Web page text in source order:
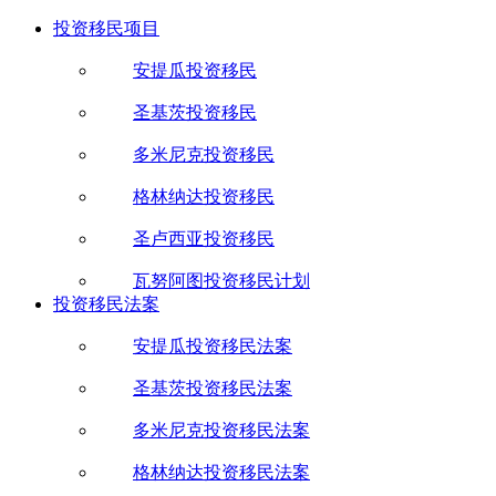
投资移民项目
安提瓜投资移民
圣基茨投资移民
多米尼克投资移民
格林纳达投资移民
圣卢西亚投资移民
瓦努阿图投资移民计划
投资移民法案
安提瓜投资移民法案
圣基茨投资移民法案
多米尼克投资移民法案
格林纳达投资移民法案